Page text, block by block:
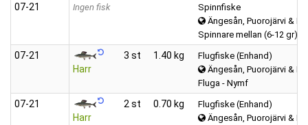
07‑21 Ingen fisk
Spinnfiske
Ängesån, Puorojärvi &
Spinnare mellan (6-12 gr)
07‑21
Harr
3 st 1.40 kg
Flugfiske (Enhand)
Ängesån, Puorojärvi &
Fluga - Nymf
07‑21
Harr
2 st 0.70 kg
Flugfiske (Enhand)
Ängesån, Puorojärvi &